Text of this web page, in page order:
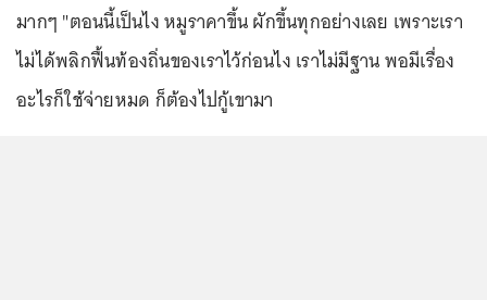
มากๆ "ตอนนี้เป็นไง หมูราคาขึ้น ผักขึ้นทุกอย่างเลย เพราะเรา
ไม่ได้พลิกฟื้นท้องถิ่นของเราไว้ก่อนไง เราไม่มีฐาน พอมีเรื่อง
อะไรก็ใช้จ่ายหมด ก็ต้องไปกู้เขามา